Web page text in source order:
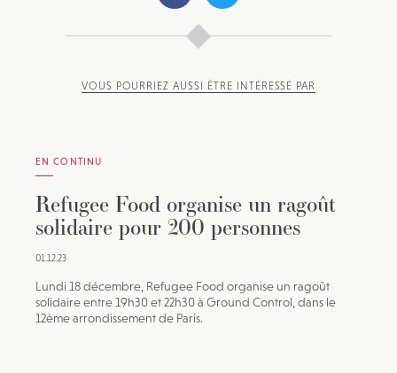
VOUS POURRIEZ AUSSI ÊTRE INTÉRESSÉ PAR
EN CONTINU
Refugee Food organise un ragoût
solidaire pour 200 personnes
01.12.23
Lundi 18 décembre, Refugee Food organise un ragoût
solidaire entre 19h30 et 22h30 à Ground Control, dans le
12ème arrondissement de Paris.